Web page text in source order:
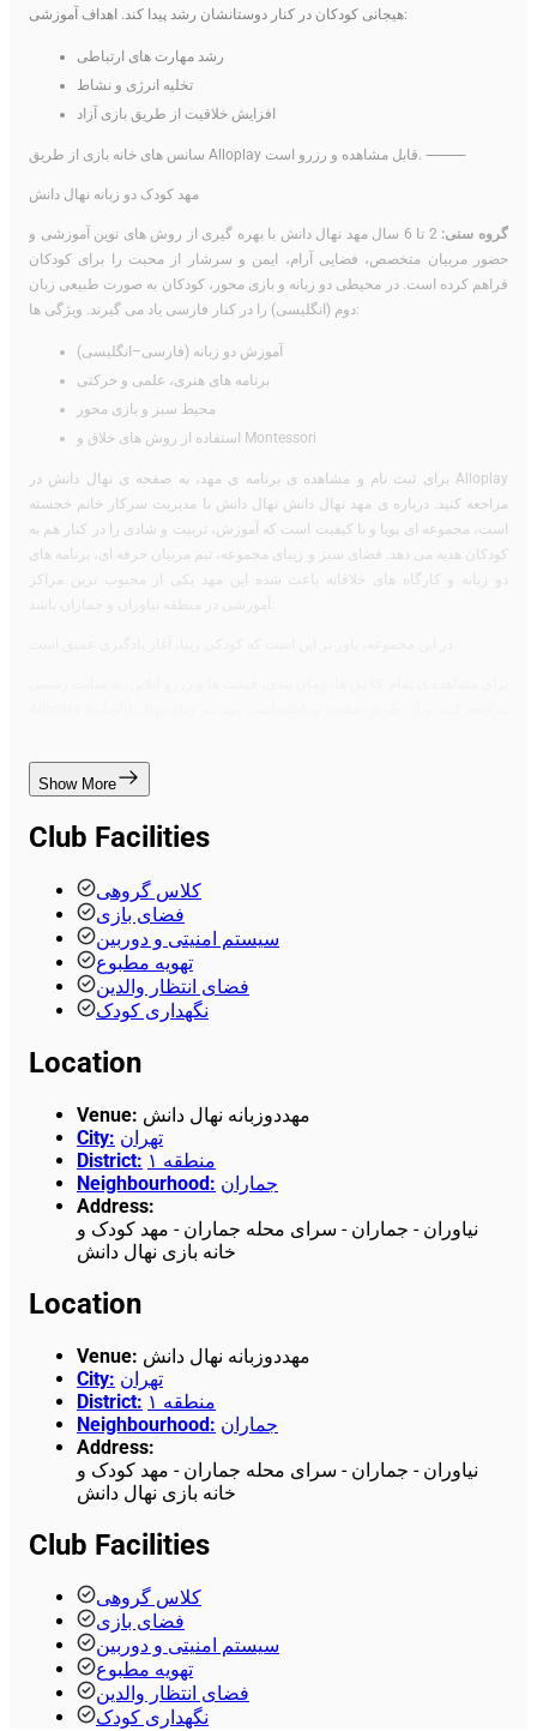
هیجانی کودکان در کنار دوستانشان رشد پیدا کند. اهداف آموزشی:
رشد مهارت های ارتباطی
تخلیه انرژی و نشاط
افزایش خلاقیت از طریق بازی آزاد
سانس های خانه بازی از طریق Alloplay قابل مشاهده و رزرو است. ⸻
مهد کودک دو زبانه نهال دانش
گروه سنی:
2 تا 6 سال مهد نهال دانش با بهره گیری از روش های نوین آموزشی و
حضور مربیان متخصص، فضایی آرام، ایمن و سرشار از محبت را برای کودکان
فراهم کرده است. در محیطی دو زبانه و بازی محور، کودکان به صورت طبیعی زبان
دوم (انگلیسی) را در کنار فارسی یاد می گیرند. ویژگی ها:
آموزش دو زبانه (فارسی–انگلیسی)
برنامه های هنری، علمی و حرکتی
محیط سبز و بازی محور
استفاده از روش های خلاق و Montessori
برای ثبت نام و مشاهده ی برنامه ی مهد، به صفحه ی نهال دانش در Alloplay
مراجعه کنید. درباره ی مهد نهال دانش نهال دانش با مدیریت سرکار خانم خجسته
است، مجموعه ای پویا و با کیفیت است که آموزش، تربیت و شادی را در کنار هم به
کودکان هدیه می دهد. فضای سبز و زیبای مجموعه، تیم مربیان حرفه ای، برنامه های
دو زبانه و کارگاه های خلاقانه باعث شده این مهد یکی از محبوب ترین مراکز
Show More
Club Facilities
کلاس گروهی
فضای بازی
سیستم امنیتی و دوربین
تهویه مطبوع
فضای انتظار والدین
نگهداری کودک
Location
Venue: مهددوزبانه نهال دانش
City: تهران
District:
منطقه ۱
Neighbourhood: جماران
Address:
نیاوران - جماران - سرای محله جماران - مهد کودک و
خانه بازی نهال دانش
Location
Venue: مهددوزبانه نهال دانش
City: تهران
District:
منطقه ۱
Neighbourhood: جماران
Address:
نیاوران - جماران - سرای محله جماران - مهد کودک و
خانه بازی نهال دانش
Club Facilities
کلاس گروهی
فضای بازی
سیستم امنیتی و دوربین
تهویه مطبوع
فضای انتظار والدین
نگهداری کودک